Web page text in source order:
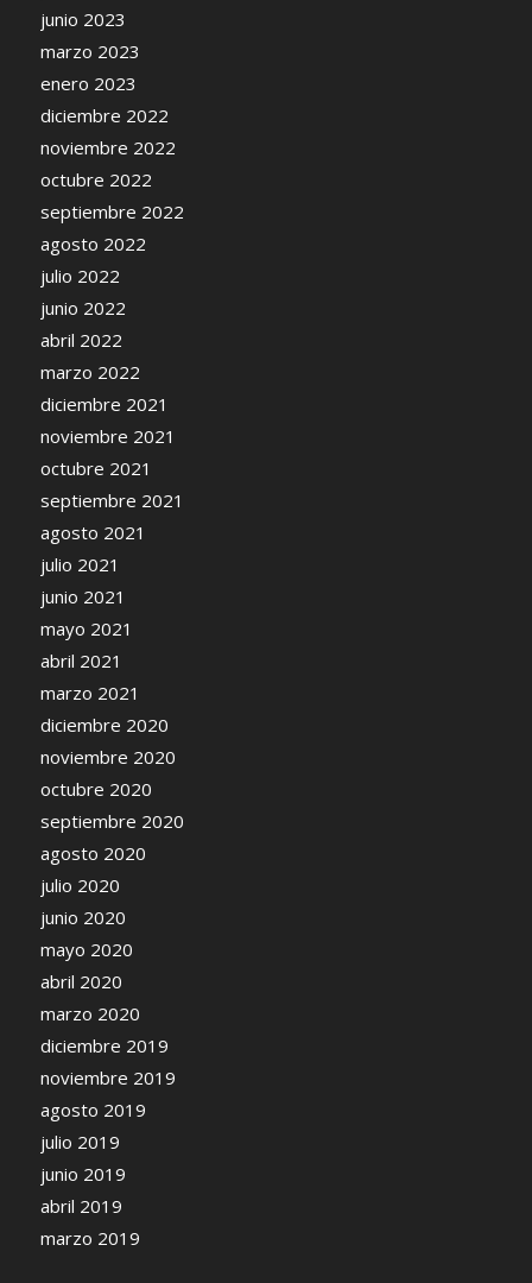
junio 2023
marzo 2023
enero 2023
diciembre 2022
noviembre 2022
octubre 2022
septiembre 2022
agosto 2022
julio 2022
junio 2022
abril 2022
marzo 2022
diciembre 2021
noviembre 2021
octubre 2021
septiembre 2021
agosto 2021
julio 2021
junio 2021
mayo 2021
abril 2021
marzo 2021
diciembre 2020
noviembre 2020
octubre 2020
septiembre 2020
agosto 2020
julio 2020
junio 2020
mayo 2020
abril 2020
marzo 2020
diciembre 2019
noviembre 2019
agosto 2019
julio 2019
junio 2019
abril 2019
marzo 2019